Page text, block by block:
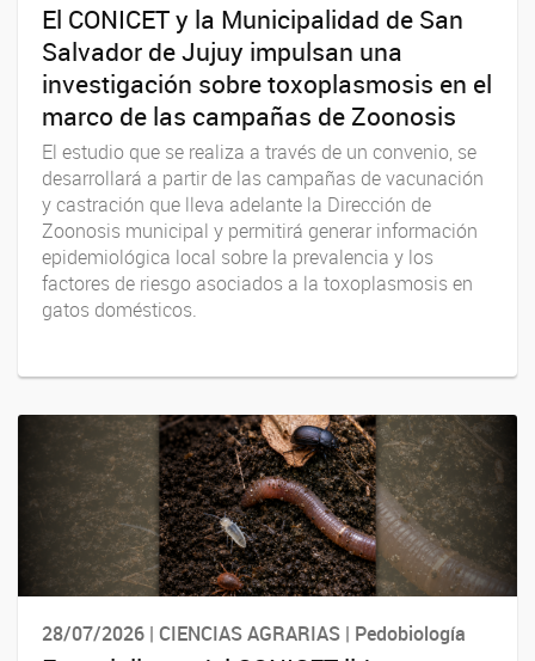
El CONICET y la Municipalidad de San
Salvador de Jujuy impulsan una
investigación sobre toxoplasmosis en el
marco de las campañas de Zoonosis
El estudio que se realiza a través de un convenio, se
desarrollará a partir de las campañas de vacunación
y castración que lleva adelante la Dirección de
Zoonosis municipal y permitirá generar información
epidemiológica local sobre la prevalencia y los
factores de riesgo asociados a la toxoplasmosis en
gatos domésticos.
28/07/2026 | CIENCIAS AGRARIAS | Pedobiología